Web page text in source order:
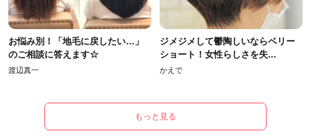
お悩み別！「地毛に戻したい…」
のご相談に答えます☆
渡辺真一
ジメジメして鬱陶しいならベリー
ショート！女性らしさを失...
かえで
もっと見る